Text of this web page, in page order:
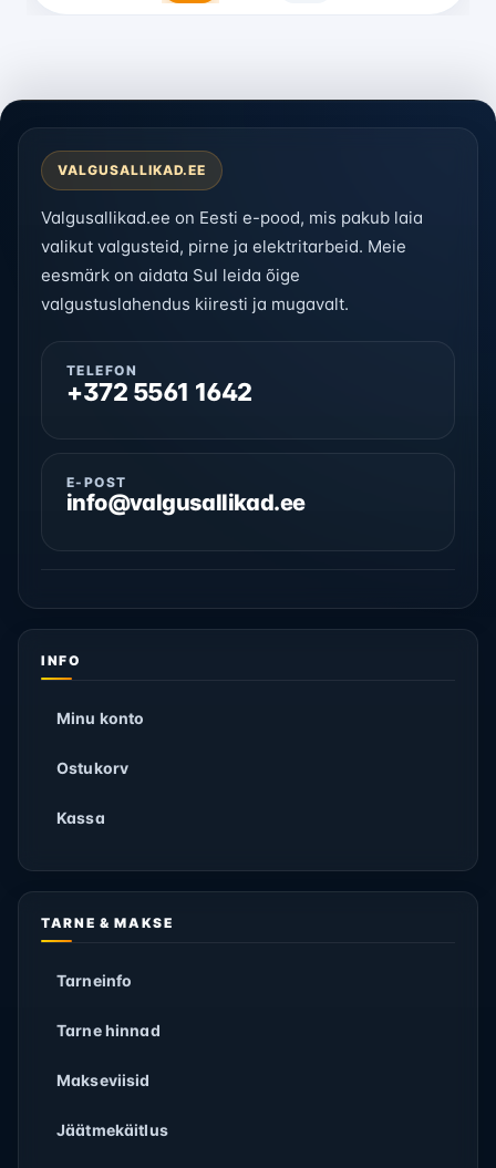
VALGUSALLIKAD.EE
Valgusallikad.ee on Eesti e-pood, mis pakub laia
valikut valgusteid, pirne ja elektritarbeid. Meie
eesmärk on aidata Sul leida õige
valgustuslahendus kiiresti ja mugavalt.
TELEFON
+372 5561 1642
E-POST
info@valgusallikad.ee
INFO
Minu konto
Ostukorv
Kassa
TARNE & MAKSE
Tarneinfo
Tarne hinnad
Makseviisid
Jäätmekäitlus